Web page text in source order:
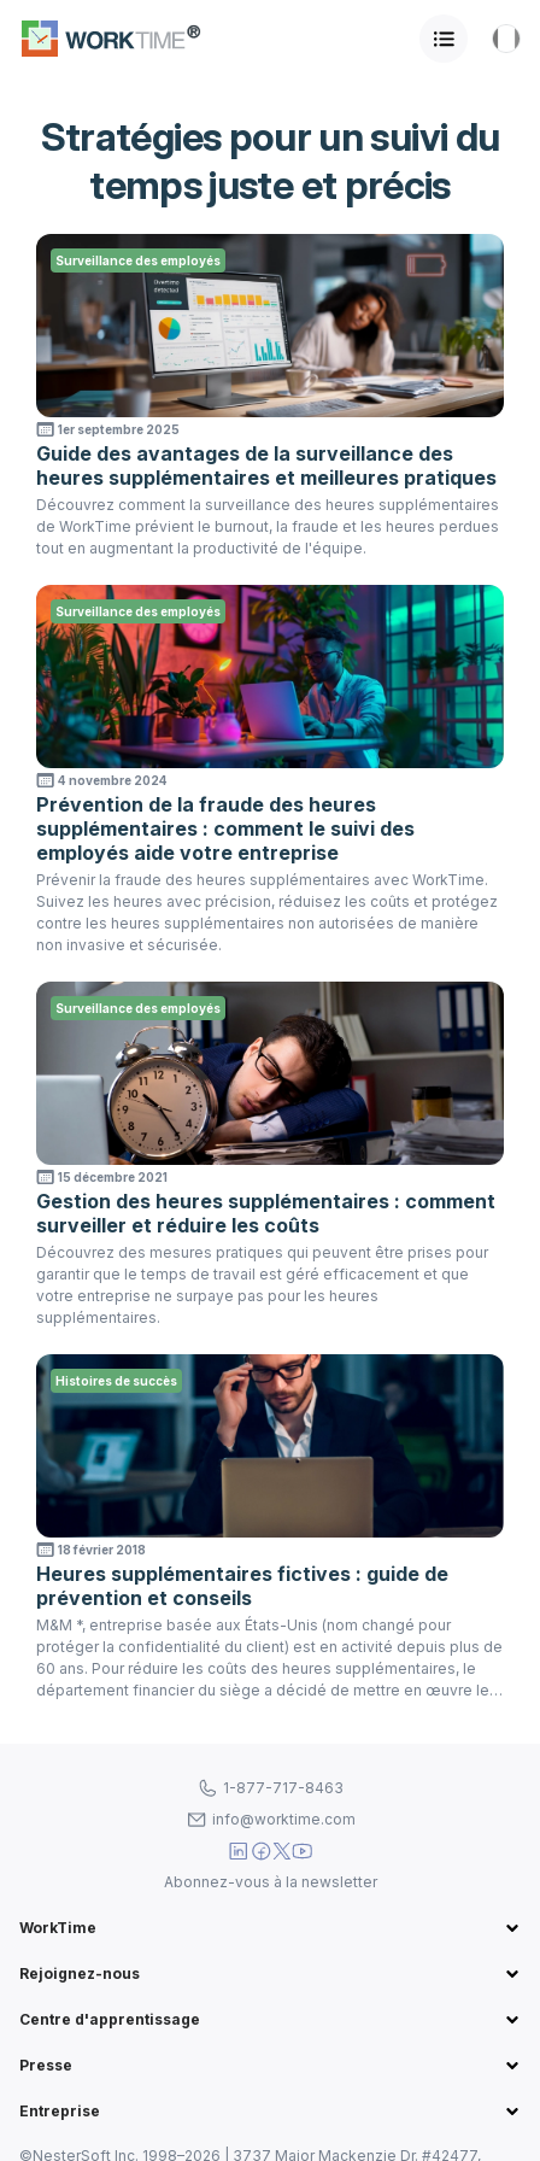
Stratégies pour un suivi du
temps juste et précis
1er septembre 2025
Guide des avantages de la surveillance des
heures supplémentaires et meilleures pratiques
Découvrez comment la surveillance des heures supplémentaires
de WorkTime prévient le burnout, la fraude et les heures perdues
tout en augmentant la productivité de l'équipe.
Surveillance des employés
4 novembre 2024
Prévention de la fraude des heures
supplémentaires : comment le suivi des
employés aide votre entreprise
Prévenir la fraude des heures supplémentaires avec WorkTime.
Suivez les heures avec précision, réduisez les coûts et protégez
contre les heures supplémentaires non autorisées de manière
non invasive et sécurisée.
Surveillance des employés
15 décembre 2021
Gestion des heures supplémentaires : comment
surveiller et réduire les coûts
Découvrez des mesures pratiques qui peuvent être prises pour
garantir que le temps de travail est géré efficacement et que
votre entreprise ne surpaye pas pour les heures
supplémentaires.
Surveillance des employés
18 février 2018
Heures supplémentaires fictives : guide de
prévention et conseils
M&M *, entreprise basée aux États-Unis (nom changé pour
protéger la confidentialité du client) est en activité depuis plus de
60 ans. Pour réduire les coûts des heures supplémentaires, le
département financier du siège a décidé de mettre en œuvre le
Histoires de succès
WorkTime
Rejoignez-nous
Centre d'apprentissage
Presse
Entreprise
1-877-717-8463
info@worktime.com
Abonnez-vous à la newsletter
©NesterSoft Inc. 1998–2026 | 3737 Major Mackenzie Dr. #42477,